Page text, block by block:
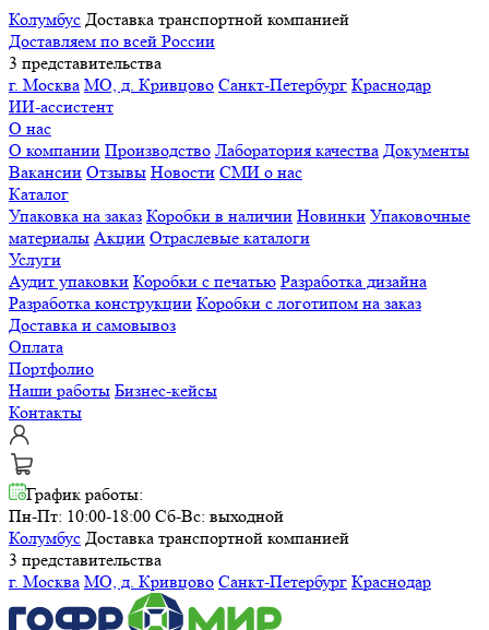
Колумбус Доставка транспортной компанией
Доставляем по всей России
3 представительства
г. Москва МО, д. Кривцово Санкт-Петербург Краснодар
ИИ-ассистент
О нас
О компании Производство Лаборатория качества Документы
Вакансии Отзывы Новости СМИ о нас
Каталог
Упаковка на заказ Коробки в наличии Новинки Упаковочные
материалы Акции Отраслевые каталоги
Услуги
Аудит упаковки Коробки с печатью Разработка дизайна
Разработка конструкции Коробки с логотипом на заказ
Доставка и самовывоз
Оплата
Портфолио
Наши работы Бизнес-кейсы
Контакты
График работы:
Пн-Пт: 10:00-18:00 Сб-Вс: выходной
Колумбус Доставка транспортной компанией
3 представительства
г. Москва МО, д. Кривцово Санкт-Петербург Краснодар